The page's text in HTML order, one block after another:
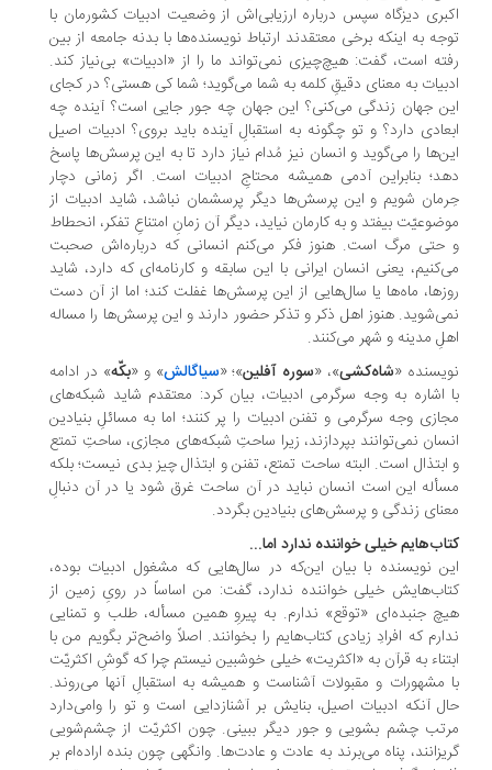
دیزگاه سپس درباره ارزیابی‌اش از وضعیت ادبیات کشورمان با
به ‌اینکه برخی معتقدند ارتباط نویسنده‌ها با بدنه جامعه از بین
است، گفت: هیچ‌چیزی نمی‌تواند ما را از «ادبیات» بی‌نیاز کند.
به معنای دقیقِ کلمه به شما می‌گوید؛ شما کی هستی؟ در کجای
جهان زندگی می‌کنی؟ این جهان چه جور جایی است؟ آینده چه
دارد؟ و تو چگونه به استقبالِ آینده باید بروی؟ ادبیات اصیل
را می‌گوید و انسان نیز مُدام نیاز دارد تا به این پرسش‌ها پاسخ
بنابراین آدمی همیشه محتاجِ ادبیات است. اگر زمانی دچار
شویم و این پرسش‌ها دیگر پرسش­مان نباشد، شاید ادبیات از
بیفتد و به کارمان نیاید، دیگر آن زمانِ امتناعِ تفکر، انحطاط
حتی مرگ است. هنوز فکر می‌کنم انسانی که درباره‌اش صحبت
یعنی انسان ایرانی با این سابقه و کارنامه­‌ای که دارد، شاید
ماه‌­ها یا سال‌هایی از این پرسش‌­ها غفلت کند؛ اما از آن دست
هنوز اهل ذکر و تذکر حضور دارند و این پرسش‌­ها را مساله
مدینه و شهر می‌­کنند.
«شاه‌کشی»، «سوره آفلین»؛ «سیاگالش» و «بکّه » در ادامه
اشاره به وجه سرگرمی ادبیات، بیان کرد: معتقدم شاید شبکه‌های
وجه سرگرمی و تفنن ادبیات را پر کنند؛ اما به مسائلِ بنیادین
نمی­‌توانند بپردازند، زیرا ساحتِ شبکه‌های مجازی، ساحتِ تمتع
است. البته ساحت تمتع، تفنن و ابتذال چیز بدی نیست؛ بلکه
این است انسان نباید در آن ساحت غرق شود یا در آن دنبالِ
زندگی و پرسش‌­های بنیادین بگردد.
خیلی خواننده ندارد اما...
نویسنده با بیان این‌که در سال‌هایی که مشغول ادبیات بوده،
خیلی خواننده ندارد، گفت: من اساساً در رویِ زمین از
جنبده­‌ای «توقع» ندارم. به پیروِ همین مسأله، طلب و تمنایی
که افرادِ زیادی کتاب­‌هایم را بخوانند. اصلاً واضح­‌تر بگویم من با
به قرآن به «اکثریت» خیلی خوشبین نیستم چرا که گوشِ اکثریّت
مشهورات و مقبولات آشناست و همیشه به استقبالِ آن­ها می‌­روند.
آن­که ادبیات اصیل، بنایش بر آشنا­زدایی است و تو را وامی‌­دارد
چشم بشویی و جور دیگر ببینی. چون اکثریّت از چشم‌­شویی
پناه می‌­برند به عادت و عادت­‌ها. وانگهی چون بنده اراده‌­ام بر